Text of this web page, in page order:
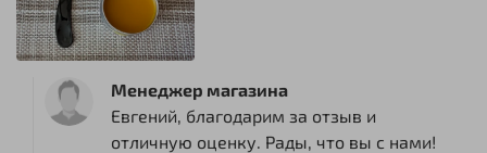
Менеджер магазина
Евгений, благодарим за отзыв и
отличную оценку. Рады, что вы с нами!